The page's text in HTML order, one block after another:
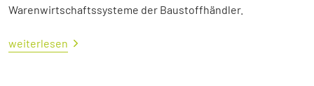
Warenwirtschaftssysteme der Baustoffhändler.
weiterlesen